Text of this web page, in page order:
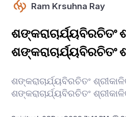
Ram Krsuhna Ray
ଶଙ୍କରାଚାର୍ଯ୍ୟବିରଚିତଂ
ଶଙ୍କରାଚାର୍ଯ୍ୟବିରଚିତଂ
ଶଙ୍କରାଚାର୍ଯ୍ୟବିରଚିତଂ
ଶଙ୍କରାଚାର୍ଯ୍ୟବିରଚିତଂ